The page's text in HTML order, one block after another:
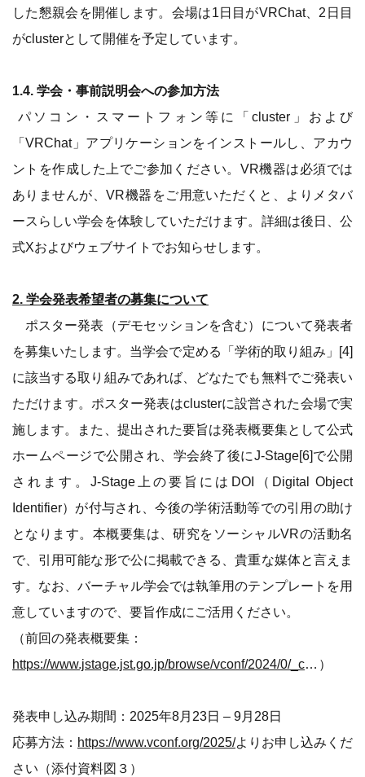
した懇親会を開催します。会場は1日目がVRChat、2日目
がclusterとして開催を予定しています。
1.4. 学会・事前説明会への参加方法
パソコン・スマートフォン等に「cluster」および
「VRChat」アプリケーションをインストールし、アカウ
ントを作成した上でご参加ください。VR機器は必須では
ありませんが、VR機器をご用意いただくと、よりメタバ
ースらしい学会を体験していただけます。詳細は後日、公
式Xおよびウェブサイトでお知らせします。
2. 学会発表希望者の募集について
ポスター発表（デモセッションを含む）について発表者
を募集いたします。当学会で定める「学術的取り組み」[4]
に該当する取り組みであれば、どなたでも無料でご発表い
ただけます。ポスター発表はclusterに設営された会場で実
施します。また、提出された要旨は発表概要集として公式
ホームページで公開され、学会終了後にJ-Stage[6]で公開
されます。J-Stage上の要旨にはDOI（Digital Object
Identifier）が付与され、今後の学術活動等での引用の助け
となります。本概要集は、研究をソーシャルVRの活動名
で、引用可能な形で公に掲載できる、貴重な媒体と言えま
す。なお、バーチャル学会では執筆用のテンプレートを用
意していますので、要旨作成にご活用ください。
（前回の発表概要集：
https://www.jstage.jst.go.jp/browse/vconf/2024/0/_contents/-char/ja ）
発表申し込み期間：2025年8月23日 – 9月28日
応募方法： https://www.vconf.org/2025/よりお申し込みくだ
さい（添付資料図３）